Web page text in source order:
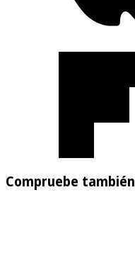
Compruebe también